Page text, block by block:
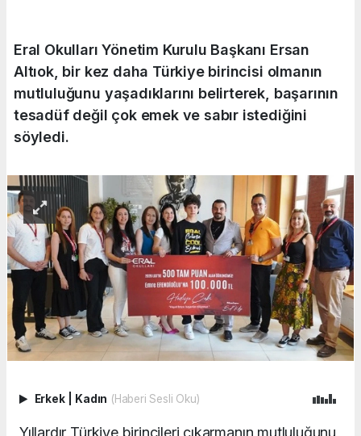
Eral Okulları Yönetim Kurulu Başkanı Ersan
Altıok, bir kez daha Türkiye birincisi olmanın
mutluluğunu yaşadıklarını belirterek, başarının
tesadüf değil çok emek ve sabır istediğini
söyledi.
Erkek Kadın (Haberi Sesli Oku)
Yıllardır Türkiye birincileri çıkarmanın mutluluğunu